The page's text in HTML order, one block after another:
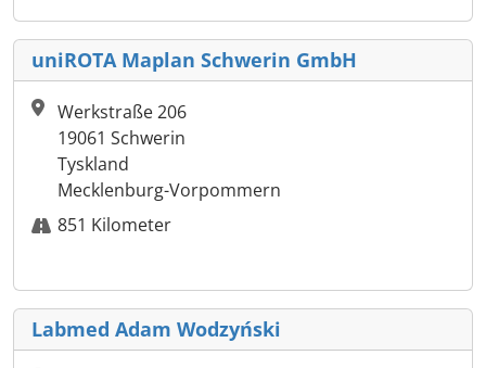
uniROTA Maplan Schwerin GmbH
Werkstraße 206
19061 Schwerin
Tyskland
Mecklenburg-Vorpommern
851 Kilometer
Labmed Adam Wodzyński